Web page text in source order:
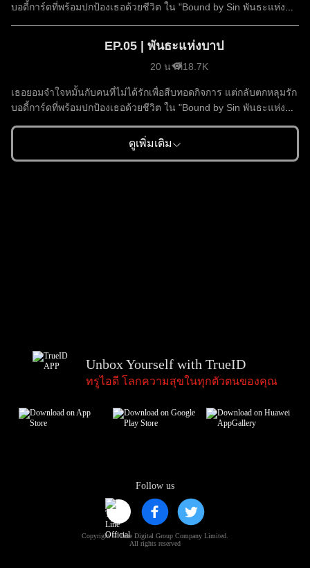
บอดี้การ์ดที่พร้อมปกป้องเธอด้วยชีวิต ใน "Bound by Sin พันธะแห่ง
บาป"
EP.05 | พันธะแห่งบาป
20 นาที18.7K
เธอยอมจำใจหมั้นกับคนที่ไม่ได้รักเพื่อสืบทอดกิจการ แต่กลับตกหลุมรัก
บอดี้การ์ดที่พร้อมปกป้องเธอด้วยชีวิต ใน "Bound by Sin พันธะแห่ง
บาป"
ดูเพิ่มเติม
Follow us
Copyright © True Digital Group Company Limited.
All rights reserved
Unbox Yourself with TrueID
ทรูไอดี โลกความสุขในทุกตัวตนของคุณ